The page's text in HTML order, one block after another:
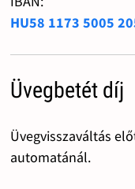
HU58 1173 5005
Üvegbetét díj
Üvegvisszaváltás
automatánál.